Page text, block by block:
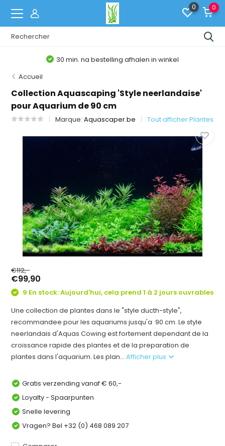
0 0
Belgische Webshop
Accueil
Collection Aquascaping 'Style neerlandaise'
pour Aquarium de 90 cm
Marque:Aquascaper.be Tout afficher Plantes
€112,-
€99,90
9 En stock: Aujourd'hui, cela prend 1 à 2 jours ouvrables
Une collection de plantes dans le "style ducth-style",
recommandee pour les aquariums jusqu'a 90 cm. Le style
neerlandais d'Aquas Cowing est fortement dependant de la
croissance rapide des plantes et de la preparation de
plantes dans l'aquarium. Les plan...Afficher plus
Gratis verzending vanaf € 60,-
Loyalty - Spaarpunten
Snelle levering
Vragen? Bel +32 (0) 468 089 207